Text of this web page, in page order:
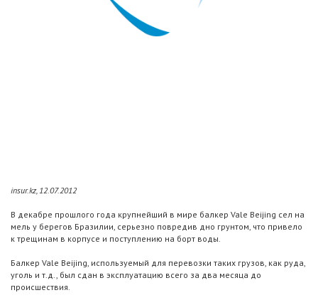
insur.kz, 12.07.2012
В декабре прошлого года крупнейший в мире балкер Vale Beijing сел на
мель у берегов Бразилии, серьезно повредив дно грунтом, что привело
к трещинам в корпусе и поступлению на борт воды.
Балкер Vale Beijing, используемый для перевозки таких грузов, как руда,
уголь и т.д., был сдан в эксплуатацию всего за два месяца до
происшествия.